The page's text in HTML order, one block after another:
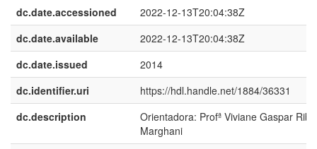
dc.date.accessioned
2022-12-13T20:04:38Z
dc.date.available
2022-12-13T20:04:38Z
dc.date.issued
2014
dc.identifier.uri
https://hdl.handle.net/1884/36331
dc.description
Orientadora: Profª Viviane Gaspar
Marghani